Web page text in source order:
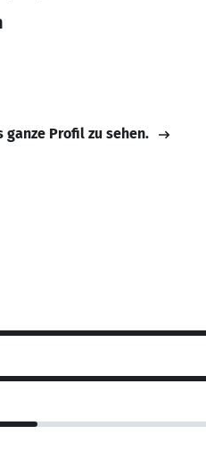
ganze Profil zu sehen.